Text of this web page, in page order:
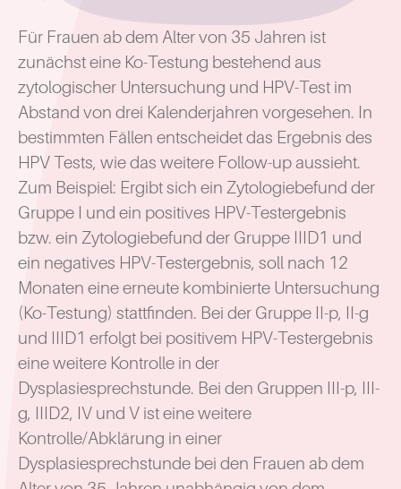
Für Frauen ab dem Alter von 35 Jahren ist
zunächst eine Ko-Testung bestehend aus
zytologischer Untersuchung und HPV-Test im
Abstand von drei Kalenderjahren vorgesehen. In
bestimmten Fällen entscheidet das Ergebnis des
HPV Tests, wie das weitere Follow-up aussieht.
Zum Beispiel: Ergibt sich ein Zytologiebefund der
Gruppe I und ein positives HPV-Testergebnis
bzw. ein Zytologiebefund der Gruppe IIID1 und
ein negatives HPV-Testergebnis, soll nach 12
Monaten eine erneute kombinierte Untersuchung
(Ko-Testung) stattfinden. Bei der Gruppe II-p, II-g
und IIID1 erfolgt bei positivem HPV-Testergebnis
eine weitere Kontrolle in der
Dysplasiesprechstunde. Bei den Gruppen III-p, III-
g, IIID2, IV und V ist eine weitere
Kontrolle/Abklärung in einer
Dysplasiesprechstunde bei den Frauen ab dem